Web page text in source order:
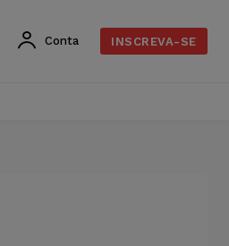
Conta INSCREVA-SE